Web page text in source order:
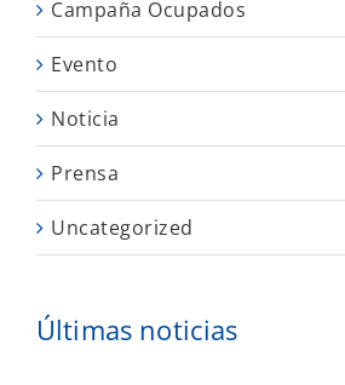
Campaña Ocupados
Evento
Noticia
Prensa
Uncategorized
Últimas noticias